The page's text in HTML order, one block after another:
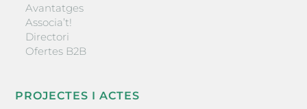
Avantatges
Associa’t!
Directori
Ofertes B2B
PROJECTES I ACTES